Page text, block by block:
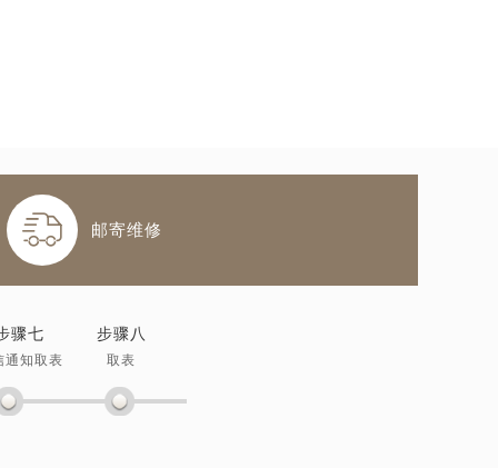
 邮寄维修
骤七
通知取表
步骤八
取表